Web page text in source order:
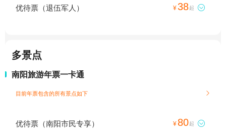
优待票（退伍军人） ¥38起 
多景点
南阳旅游年票一卡通
目前年票包含的所有景点如下 
优待票（南阳市民专享） ¥ 80起 